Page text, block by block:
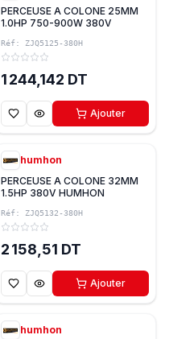
PERCEUSE A COLONE 25MM
1.0HP 750-900W 380V
Réf: ZJQ5125-380H
1 244,142 DT
Ajouter
humhon
PERCEUSE A COLONE 32MM
1.5HP 380V HUMHON
Réf: ZJQ5132-380H
2 158,51 DT
Ajouter
humhon